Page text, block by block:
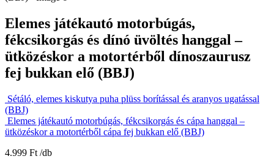
Elemes játékautó motorbúgás,
fékcsikorgás és dínó üvöltés hanggal –
ütközéskor a motortérből dínoszaurusz
fej bukkan elő (BBJ)
Sétáló, elemes kiskutya puha plüss borítással és aranyos ugatással
(BBJ)
Elemes játékautó motorbúgás, fékcsikorgás és cápa hanggal –
ütközéskor a motortérből cápa fej bukkan elő (BBJ)
4.999 Ft